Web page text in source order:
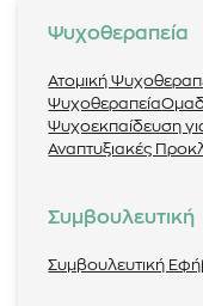
Ψυχοθεραπεία
Ατομική
Ψυχοθεραπεία
Ψυχοεκπαίδευση
Αναπτυξιακές
Συμβουλευτική
Συμβουλευτική